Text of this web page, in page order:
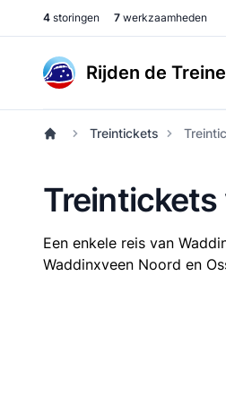
4 storingen 7 werkzaamheden
Rijden de
Treintickets
Treintickets
Een enkele reis van
Waddinxveen Noord en